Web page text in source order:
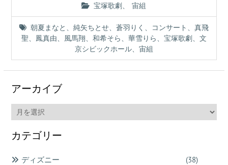
宝塚歌劇、 宙組
朝夏まなと 、 純矢ちとせ、 蒼羽りく 、 コンサート 、 真飛
聖、 鳳真由、 風馬翔、 和希そら、 華雪りら、 宝塚歌劇、 文
京シビックホール、 宙組
アーカイブ
ア
ー
カ
イ
カテゴリー
ディズニー
(38)